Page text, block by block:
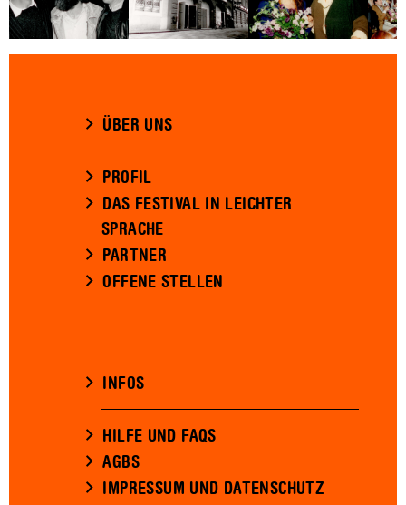
ÜBER UNS
PROFIL
DAS FESTIVAL IN LEICHTER
SPRACHE
PARTNER
OFFENE STELLEN
INFOS
HILFE UND FAQS
AGBS
IMPRESSUM UND DATENSCHUTZ